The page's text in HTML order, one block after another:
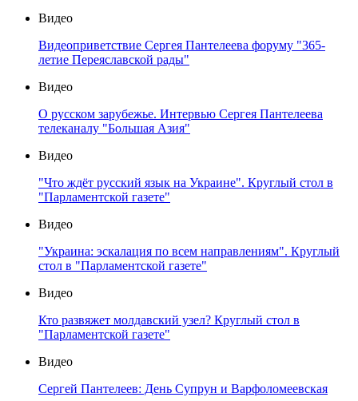
Видео
Видеоприветствие Сергея Пантелеева форуму "365-
летие Переяславской рады"
Видео
О русском зарубежье. Интервью Сергея Пантелеева
телеканалу "Большая Азия"
Видео
"Что ждёт русский язык на Украине". Круглый стол в
"Парламентской газете"
Видео
"Украина: эскалация по всем направлениям". Круглый
стол в "Парламентской газете"
Видео
Кто развяжет молдавский узел? Круглый стол в
"Парламентской газете"
Видео
Сергей Пантелеев: День Супрун и Варфоломеевская